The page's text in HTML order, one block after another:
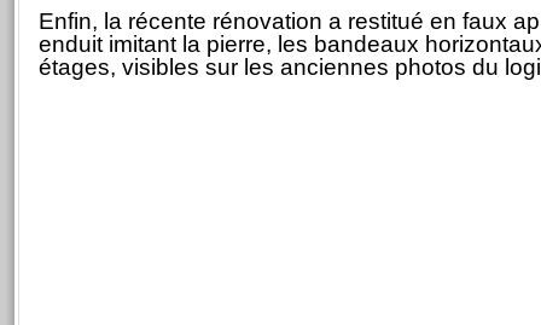
Enfin, la récente rénovation a restitué en faux
enduit imitant la pierre, les bandeaux
étages, visibles sur les anciennes photos du